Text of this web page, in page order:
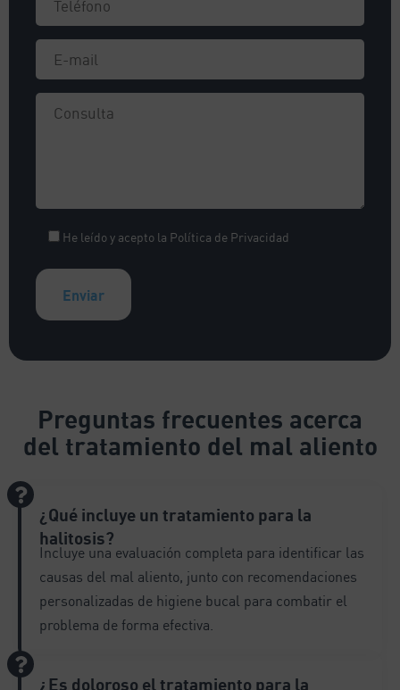
He leído y acepto la Política de Privacidad
l
n
v
Preguntas frecuentes acerca
del tratamiento del mal aliento
¿Qué incluye un tratamiento para la
halitosis?
Incluye una evaluación completa para identificar las
causas del mal aliento, junto con recomendaciones
personalizadas de higiene bucal para combatir el
problema de forma efectiva.
¿Es doloroso el tratamiento para la